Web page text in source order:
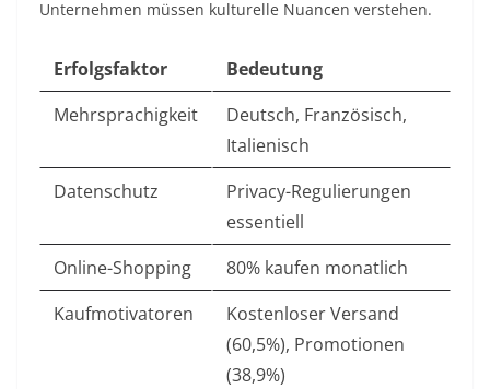
Unternehmen müssen kulturelle Nuancen verstehen.​
Erfolgsfaktor
Bedeutung
Mehrsprachigkeit
Deutsch, Französisch,
Italienisch ​
Datenschutz
Privacy-Regulierungen
essentiell ​
Online-Shopping
80% kaufen monatlich ​
Kaufmotivatoren
Kostenloser Versand
(60,5%), Promotionen
(38,9%) ​